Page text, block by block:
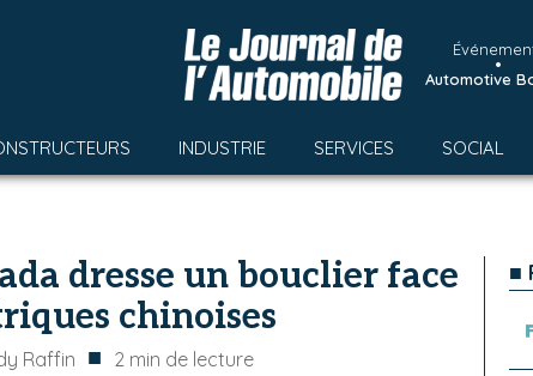
•
Automotive
INDUSTRIE SERVICES SOCIAL
dresse un bouclier face
chinoises
Raffin ■ 2 min de lecture
■